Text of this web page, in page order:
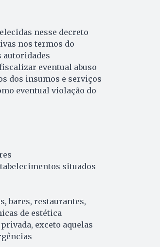
nesse decreto
nos termos do
autoridades
eventual abuso
dos insumos e serviços
eventual violação do
situados
bares, restaurantes,
de estética
exceto aquelas